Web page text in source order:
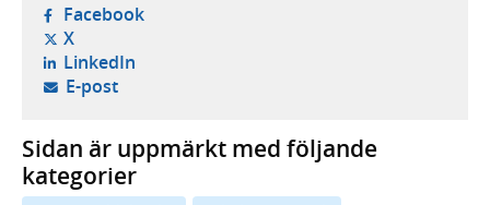
Facebook- öppnas i ny flik, extern webbplats,
X- öppnas i ny flik, extern webbplats,
LinkedIn- öppnas i ny flik, extern webbplats,
E-post- öppnar din e-postklient,
Sidan är uppmärkt med följande
kategorier